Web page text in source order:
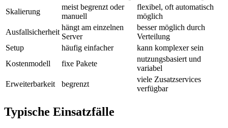
Skalierung
meist begrenzt oder
manuell
flexibel, oft automatisch
möglich
Ausfallsicherheit
hängt am einzelnen
Server
besser möglich durch
Verteilung
Setup
häufig einfacher
kann komplexer sein
Kostenmodell
fixe Pakete
nutzungsbasiert und
variabel
Erweiterbarkeit
begrenzt
viele Zusatzservices
verfügbar
Typische Einsatzfälle